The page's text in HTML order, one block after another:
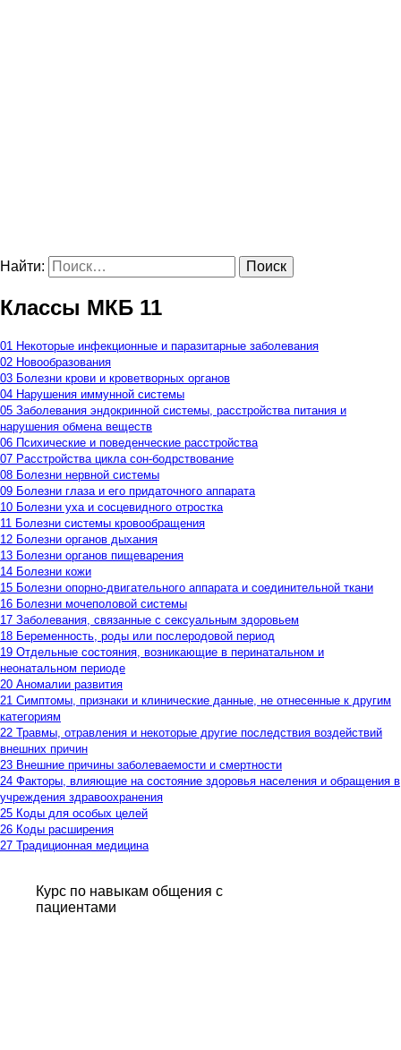
Найти:
Классы МКБ 11
01 Некоторые инфекционные и паразитарные заболевания
02 Новообразования
03 Болезни крови и кроветворных органов
04 Нарушения иммунной системы
05 Заболевания эндокринной системы, расстройства питания и
нарушения обмена веществ
06 Психические и поведенческие расстройства
07 Расстройства цикла сон-бодрствование
08 Болезни нервной системы
09 Болезни глаза и его придаточного аппарата
10 Болезни уха и сосцевидного отростка
11 Болезни системы кровообращения
12 Болезни органов дыхания
13 Болезни органов пищеварения
14 Болезни кожи
15 Болезни опорно-двигательного аппарата и соединительной ткани
16 Болезни мочеполовой системы
17 Заболевания, связанные с сексуальным здоровьем
18 Беременность, роды или послеродовой период
19 Отдельные состояния, возникающие в перинатальном и
неонатальном периоде
20 Аномалии развития
21 Симптомы, признаки и клинические данные, не отнесенные к другим
категориям
22 Травмы, отравления и некоторые другие последствия воздействий
внешних причин
23 Внешние причины заболеваемости и смертности
24 Факторы, влияющие на состояние здоровья населения и обращения в
учреждения здравоохранения
25 Коды для особых целей
26 Коды расширения
27 Традиционная медицина
Курс по навыкам общения с
пациентами